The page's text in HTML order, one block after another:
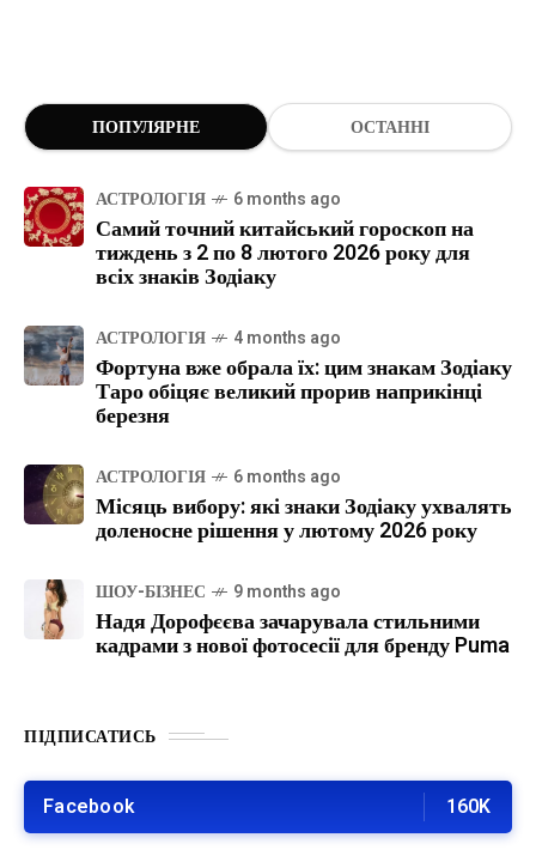
ПОПУЛЯРНЕ ОСТАННІ
АСТРОЛОГІЯ 6 months ago
Самий точний китайський гороскоп на
тиждень з 2 по 8 лютого 2026 року для
всіх знаків Зодіаку
АСТРОЛОГІЯ 4 months ago
Фортуна вже обрала їх: цим знакам Зодіаку
Таро обіцяє великий прорив наприкінці
березня
АСТРОЛОГІЯ 6 months ago
Місяць вибору: які знаки Зодіаку ухвалять
доленосне рішення у лютому 2026 року
ШОУ-БІЗНЕС 9 months ago
Надя Дорофєєва зачарувала стильними
кадрами з нової фотосесії для бренду Puma
ПІДПИСАТИСЬ
Facebook 160K